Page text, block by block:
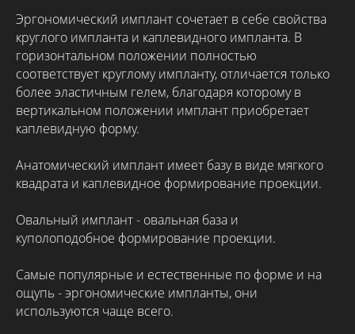
Эргономический имплант сочетает в себе свойства
круглого импланта и каплевидного импланта. В
горизонтальном положении полностью
соответствует круглому импланту, отличается только
более эластичным гелем, благодаря которому в
вертикальном положении имплант приобретает
каплевидную форму.
Анатомический имплант имеет базу в виде мягкого
квадрата и каплевидное формирование проекции.
Овальный имплант - овальная база и
куполоподобное формирование проекции.
Самые популярные и естественные по форме и на
ощупь - эргономические импланты, они
используются чаще всего.